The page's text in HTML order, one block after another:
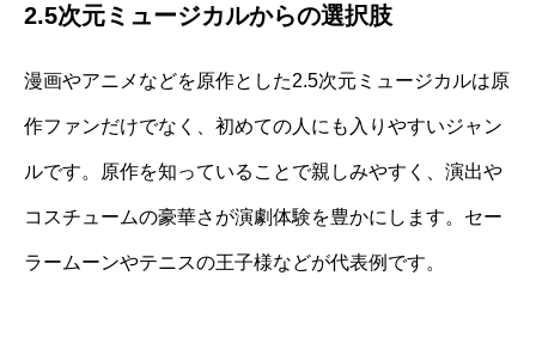
2.5次元ミュージカルからの選択肢
漫画やアニメなどを原作とした2.5次元ミュージカルは原
作ファンだけでなく、初めての人にも入りやすいジャン
ルです。原作を知っていることで親しみやすく、演出や
コスチュームの豪華さが演劇体験を豊かにします。セー
ラームーンやテニスの王子様などが代表例です。